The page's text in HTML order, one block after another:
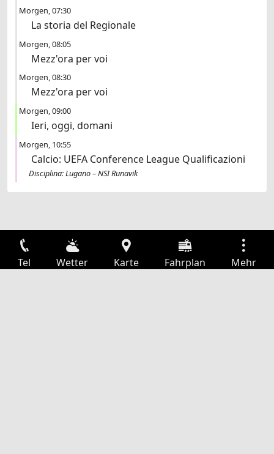
Morgen 07:30
La storia del Regionale
Morgen 08:05
Mezz'ora per voi
Morgen 08:30
Mezz'ora per voi
Morgen 09:00
Ieri, oggi, domani
Morgen 10:55
Calcio: UEFA Conference League Qualificazioni
Disciplina: Lugano – NSI Runavik
Tel Wetter Karte Fahrplan Mehr